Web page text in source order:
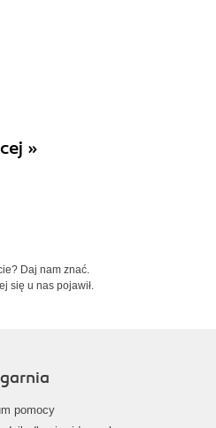
»
Daj nam znać.
się u nas pojawił.
pomocy